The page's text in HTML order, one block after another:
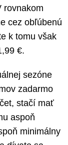
rovnakom
cez obľúbenú
k tomu však
€.
sezóne
zadarmo
stačí mať
aspoň
minimálny